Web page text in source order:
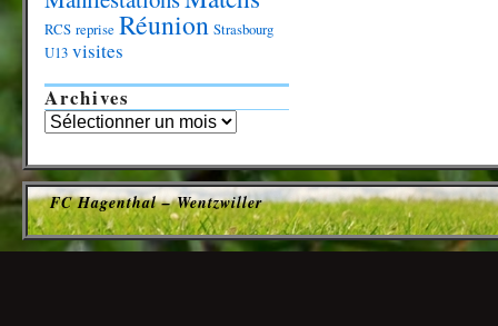
RCS reprise Réunion Strasbourg
U13 visites
Archives
FC Hagenthal – Wentzwiller